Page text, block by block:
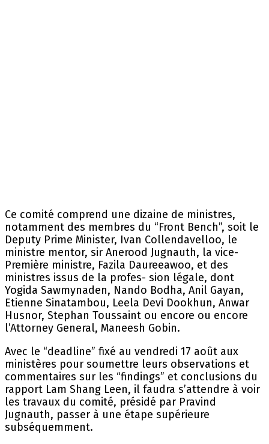
Ce comité comprend une dizaine de ministres,
notamment des membres du “Front Bench”, soit le
Deputy Prime Minister, Ivan Collendavelloo, le
ministre mentor, sir Anerood Jugnauth, la vice-
Première ministre, Fazila Daureeawoo, et des
ministres issus de la profes- sion légale, dont
Yogida Sawmynaden, Nando Bodha, Anil Gayan,
Etienne Sinatambou, Leela Devi Dookhun, Anwar
Husnor, Stephan Toussaint ou encore ou encore
l’Attorney General, Maneesh Gobin.
Avec le “deadline” fixé au vendredi 17 août aux
ministères pour soumettre leurs observations et
commentaires sur les “findings” et conclusions du
rapport Lam Shang Leen, il faudra s’attendre à voir
les travaux du comité, présidé par Pravind
Jugnauth, passer à une étape supérieure
subséquemment.